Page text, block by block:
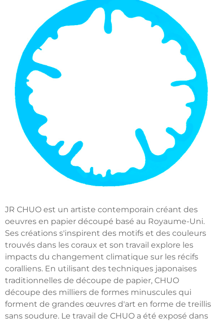
JR CHUO est un artiste contemporain créant des
oeuvres en papier découpé basé au Royaume-Uni.
Ses créations s'inspirent des motifs et des couleurs
trouvés dans les coraux et son travail explore les
impacts du changement climatique sur les récifs
coralliens. En utilisant des techniques japonaises
traditionnelles de découpe de papier, CHUO
découpe des milliers de formes minuscules qui
forment de grandes œuvres d'art en forme de treillis
sans soudure. Le travail de CHUO a été exposé dans